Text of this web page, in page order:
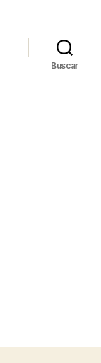
Buscar